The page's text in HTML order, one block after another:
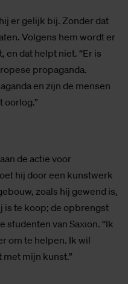
er gelijk bij. Zonder dat
Volgens hem wordt er
en dat helpt niet. “Er is
propaganda.
en zijn de mensen
oorlog.”
de actie voor
hij door een kunstwerk
zoals hij gewend is,
is te koop; de opbrengst
studenten van Saxion. “Ik
om te helpen. Ik wil
mijn kunst.”